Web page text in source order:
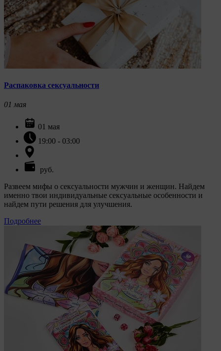
Распаковка сексуальности
01 мая
01 мая
19:00 - 03:00
руб.
Развеем мифы о сексуальности мужчин и женщин. Найдем
именно твои индивидуальные сексуальные особенности и
найдем пути решения для улучшения.
Подробнее